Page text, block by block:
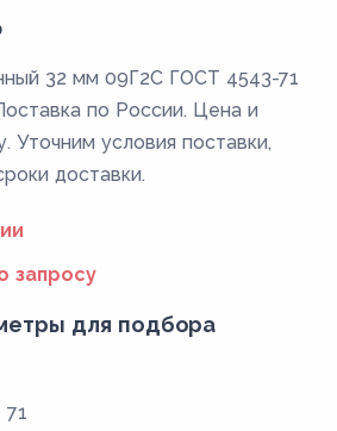
32 мм 09Г2С ГОСТ 4543-71
по России. Цена и
Уточним условия поставки,
доставки.
запросу
для подбора